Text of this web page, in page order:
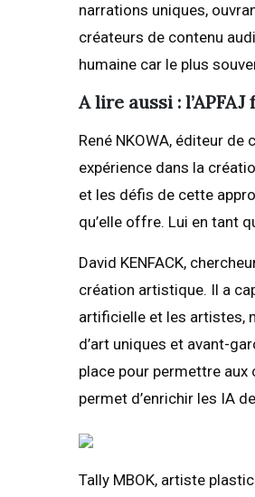
narrations uniques,
créateurs de contenu
humaine car le plus
A lire aussi :
René NKOWA, éditeur
expérience dans la
et les défis de cette
qu’elle offre. Lui en tant
David KENFACK,
création artistique. Il a
artificielle et les artistes,
d’art uniques et avant-
place pour permettre aux
permet d’enrichir les IA
Tally MBOK, artiste